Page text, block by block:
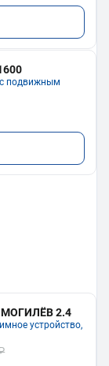
подвижным
МОГИЛЁВ 2.4
устройство,